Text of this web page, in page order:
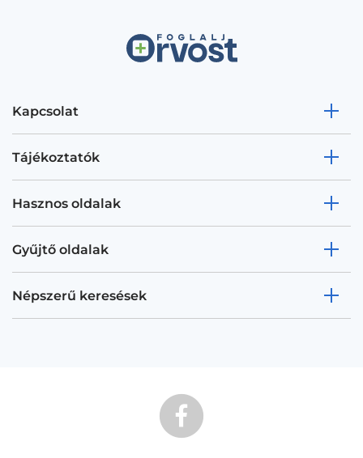
Kapcsolat
Tájékoztatók
Hasznos oldalak
Gyűjtő oldalak
Népszerű keresések